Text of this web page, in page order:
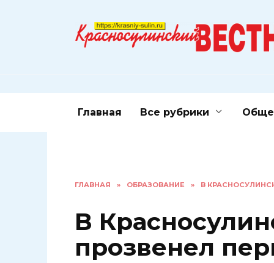
Главная Все рубрики
ГЛАВНАЯ » ОБРАЗОВАНИЕ » В
В
прозвенел